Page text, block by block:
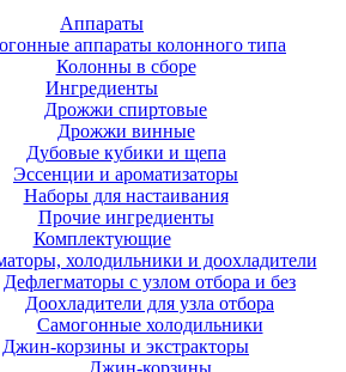
Аппараты
аппараты колонного типа
Колонны в сборе
Ингредиенты
Дрожжи спиртовые
Дрожжи винные
Дубовые кубики и щепа
Эссенции и ароматизаторы
Наборы для настаивания
Прочие ингредиенты
Комплектующие
холодильники и доохладители
Дефлегматоры с узлом отбора и без
Доохладители для узла отбора
Самогонные холодильники
Джин-корзины и экстракторы
Джин-корзины